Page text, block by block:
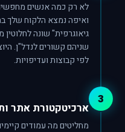
לא רק כמה אנשים מחפשים
ואיפה נמצא הלקוח שלך
גיאוגרפית" שונה
שניהם קשורים לנדל"ן.
לפי קבוצות ועדיפויות.
3
ארכיטקטורת אתר
מחליטים מה עמודים